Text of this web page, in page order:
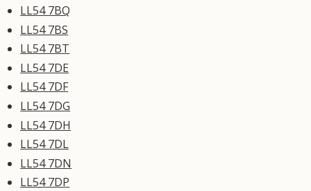
LL54 7BQ
LL54 7BS
LL54 7BT
LL54 7DE
LL54 7DF
LL54 7DG
LL54 7DH
LL54 7DL
LL54 7DN
LL54 7DP